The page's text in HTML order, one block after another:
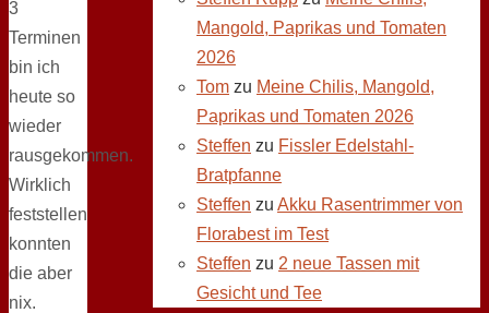
3
Terminen
bin ich
heute so
wieder
rausgekommen.
Wirklich
feststellen
konnten
die aber
nix.
Mangold, Paprikas und Tomaten
2026
Tom zu Meine Chilis, Mangold,
Paprikas und Tomaten 2026
Steffen zu Fissler Edelstahl-
Bratpfanne
Steffen zu Akku Rasentrimmer von
Florabest im Test
Steffen zu 2 neue Tassen mit
Gesicht und Tee